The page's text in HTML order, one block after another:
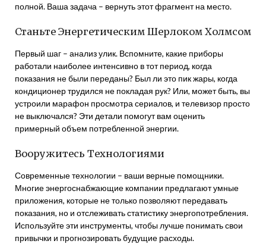
полной. Ваша задача – вернуть этот фрагмент на место.
Станьте Энергетическим Шерлоком Холмсом
Первый шаг – анализ улик. Вспомните, какие приборы
работали наиболее интенсивно в тот период, когда
показания не были переданы? Был ли это пик жары, когда
кондиционер трудился не покладая рук? Или, может быть, вы
устроили марафон просмотра сериалов, и телевизор просто
не выключался? Эти детали помогут вам оценить
примерный объем потребленной энергии.
Вооружитесь Технологиями
Современные технологии – ваши верные помощники.
Многие энергоснабжающие компании предлагают умные
приложения, которые не только позволяют передавать
показания, но и отслеживать статистику энергопотребления.
Используйте эти инструменты, чтобы лучше понимать свои
привычки и прогнозировать будущие расходы.